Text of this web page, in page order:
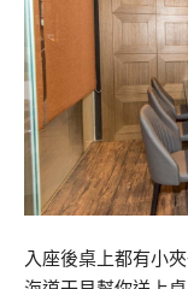
入座後桌上都有小